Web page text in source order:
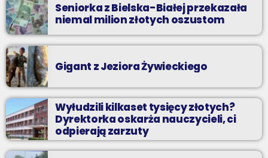
Seniorka z Bielska-Białej przekazała
niemal milion złotych oszustom
Gigant z Jeziora Żywieckiego
Wyłudzili kilkaset tysięcy złotych?
Dyrektorka oskarża nauczycieli, ci
odpierają zarzuty